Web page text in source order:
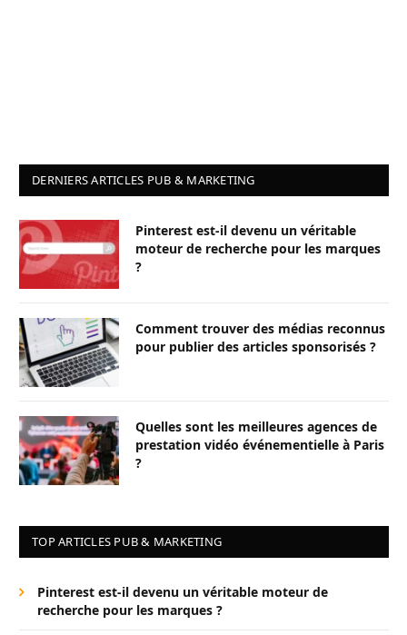
DERNIERS ARTICLES PUB & MARKETING
Pinterest est-il devenu un véritable
moteur de recherche pour les marques
?
Comment trouver des médias reconnus
pour publier des articles sponsorisés ?
Quelles sont les meilleures agences de
prestation vidéo événementielle à Paris
?
TOP ARTICLES PUB & MARKETING
Pinterest est-il devenu un véritable moteur de
recherche pour les marques ?